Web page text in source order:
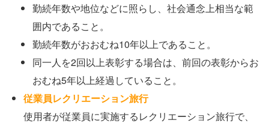
勤続年数や地位などに照らし、社会通念上相当な範
囲内であること。
勤続年数がおおむね10年以上であること。
同一人を2回以上表彰する場合は、前回の表彰からお
おむね5年以上経過していること。
従業員レクリエーション旅行
使用者が従業員に実施するレクリエーション旅行で、